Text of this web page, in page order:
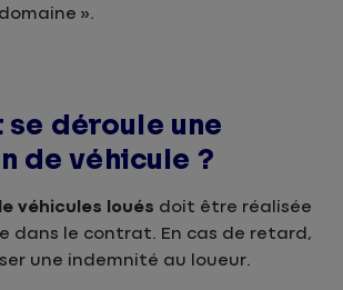
».
se déroule une
de véhicule ?
véhicules loués doit être réalisée
dans le contrat. En cas de retard,
une indemnité au loueur.